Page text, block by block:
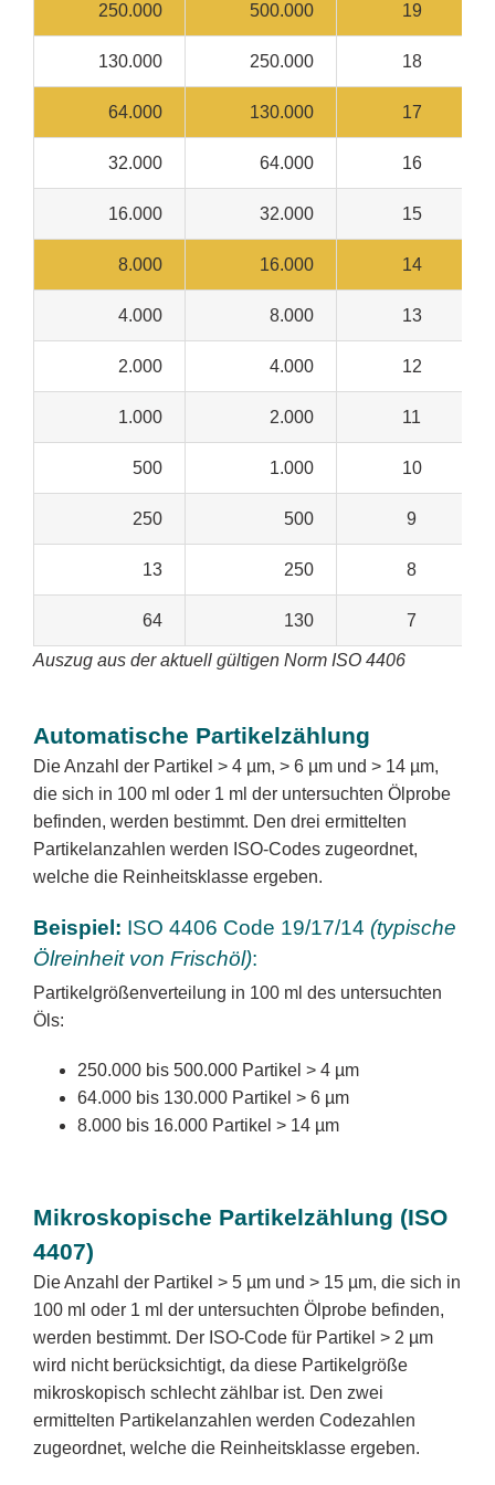
250.000 500.000 19
130.000 250.000 18
64.000 130.000 17
32.000 64.000 16
16.000 32.000 15
8.000 16.000 14
4.000 8.000 13
2.000 4.000 12
1.000 2.000 11
500 1.000 10
250 500 9
13 250 8
64 130 7
Auszug aus der aktuell gültigen Norm ISO 4406
Automatische Partikelzählung
Die Anzahl der Partikel > 4 µm, > 6 µm und > 14 µm,
die sich in 100 ml oder 1 ml der untersuchten Ölprobe
befinden, werden bestimmt. Den drei ermittelten
Partikelanzahlen werden ISO-Codes zugeordnet,
welche die Reinheitsklasse ergeben.
Beispiel: ISO 4406 Code 19/17/14 (typische
Ölreinheit von Frischöl):
Partikelgrößenverteilung in 100 ml des untersuchten
Öls:
250.000 bis 500.000 Partikel > 4 µm
64.000 bis 130.000 Partikel > 6 µm
8.000 bis 16.000 Partikel > 14 µm
Mikroskopische Partikelzählung (ISO
4407)
Die Anzahl der Partikel > 5 µm und > 15 µm, die sich in
100 ml oder 1 ml der untersuchten Ölprobe befinden,
werden bestimmt. Der ISO-Code für Partikel > 2 µm
wird nicht berücksichtigt, da diese Partikelgröße
mikroskopisch schlecht zählbar ist. Den zwei
ermittelten Partikelanzahlen werden Codezahlen
zugeordnet, welche die Reinheitsklasse ergeben.